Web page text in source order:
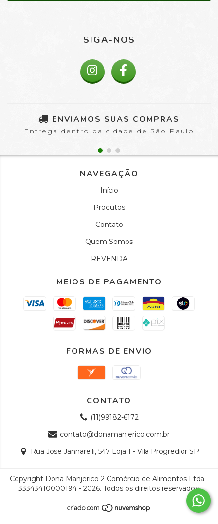
SIGA-NOS
ENVIAMOS SUAS COMPRAS
Entrega dentro da cidade de São Paulo
NAVEGAÇÃO
Início
Produtos
Contato
Quem Somos
REVENDA
MEIOS DE PAGAMENTO
FORMAS DE ENVIO
CONTATO
(11)99182-6172
contato@donamanjerico.com.br
Rua Jose Jannarelli, 547 Loja 1 - Vila Progredior SP
Copyright Dona Manjerico 2 Comércio de Alimentos Ltda -
33343410000194 - 2026. Todos os direitos reservados.